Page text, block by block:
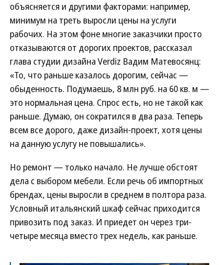
объясняется и другими факторами: например,
минимум на треть выросли цены на услуги
рабочих. На этом фоне многие заказчики просто
отказываются от дорогих проектов, рассказал
глава студии дизайна Verdiz Вадим Матевосянц:
«То, что раньше казалось дорогим, сейчас —
обыденность. Подумаешь, 8 млн руб. на 60 кв. м —
это нормальная цена. Спрос есть, но не такой как
раньше. Думаю, он сократился в два раза. Теперь
всем все дорого, даже дизайн-проект, хотя цены
на данную услугу не повышались».
Но ремонт — только начало. Не лучше обстоят
дела с выбором мебели. Если речь об импортных
брендах, цены выросли в среднем в полтора раза.
Условный итальянский шкаф сейчас приходится
привозить под заказ. И приедет он через три-
четыре месяца вместо трех недель, как раньше.